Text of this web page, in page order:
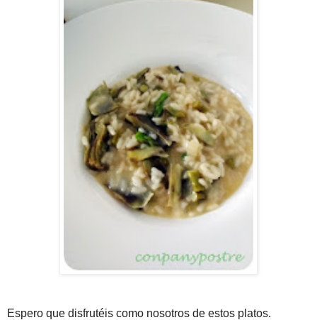
Espero que disfrutéis como nosotros de estos platos.